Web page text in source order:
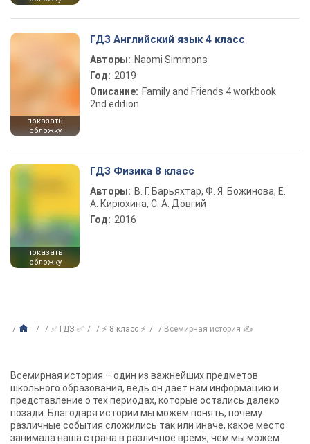
показать
обложку
ГДЗ Английский язык 4 класс
Авторы: Naomi Simmons
Год: 2019
Описание: Family and Friends 4 workbook
2nd edition
показать
обложку
ГДЗ Физика 8 класс
Авторы: В. Г. Барьяхтар, Ф. Я. Божинова, Е.
А. Кирюхина, С. А. Довгий
Год: 2016
✅ ГДЗ ✅ ⚡ 8 класс ⚡ Всемирная история ✍
Всемирная история – один из важнейших предметов
школьного образования, ведь он дает нам информацию и
представление о тех периодах, которые остались далеко
позади. Благодаря истории мы можем понять, почему
различные события сложились так или иначе, какое место
занимала наша страна в различное время, чем мы можем